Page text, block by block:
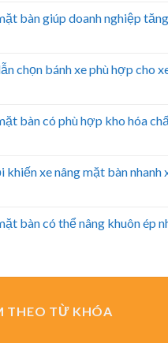
bàn giúp doanh nghiệp
chọn bánh xe phù hợp cho
bàn có phù hợp kho hóa
khiến xe nâng mặt bàn nhanh
bàn có thể nâng khuôn ép
THEO TỪ KHÓA